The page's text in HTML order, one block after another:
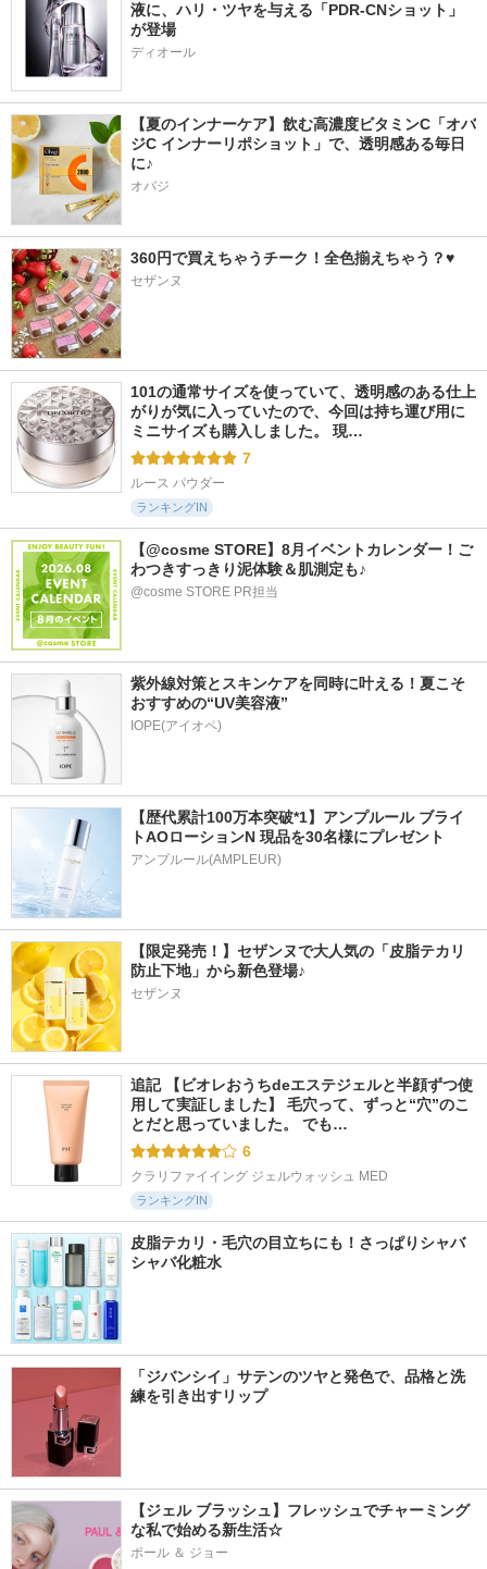
液に、ハリ・ツヤを与える「PDR-CNショット」
が登場
ディオール
【夏のインナーケア】飲む高濃度ビタミンC「オバ
ジC インナーリポショット」で、透明感ある毎日
に♪
オバジ
360円で買えちゃうチーク！全色揃えちゃう？♥
セザンヌ
101の通常サイズを使っていて、透明感のある仕上
がりが気に入っていたので、今回は持ち運び用に
ミニサイズも購入しました。 現…
7
ルース パウダー
ランキングIN
【@cosme STORE】8月イベントカレンダー！ご
わつきすっきり泥体験＆肌測定も♪
@cosme STORE PR担当
紫外線対策とスキンケアを同時に叶える！夏こそ
おすすめの“UV美容液”
IOPE(アイオペ)
【歴代累計100万本突破*1】アンプルール ブライ
トAOローションN 現品を30名様にプレゼント
アンプルール(AMPLEUR)
【限定発売！】セザンヌで大人気の「皮脂テカリ
防止下地」から新色登場♪
セザンヌ
追記 【ビオレおうちdeエステジェルと半顔ずつ使
用して実証しました】 毛穴って、ずっと“穴”のこ
とだと思っていました。 でも…
6
クラリファイイング ジェルウォッシュ MED
ランキングIN
皮脂テカリ・毛穴の目立ちにも！さっぱりシャバ
シャバ化粧水
「ジバンシイ」サテンのツヤと発色で、品格と洗
練を引き出すリップ
【ジェル ブラッシュ】フレッシュでチャーミング
な私で始める新生活☆
ポール ＆ ジョー